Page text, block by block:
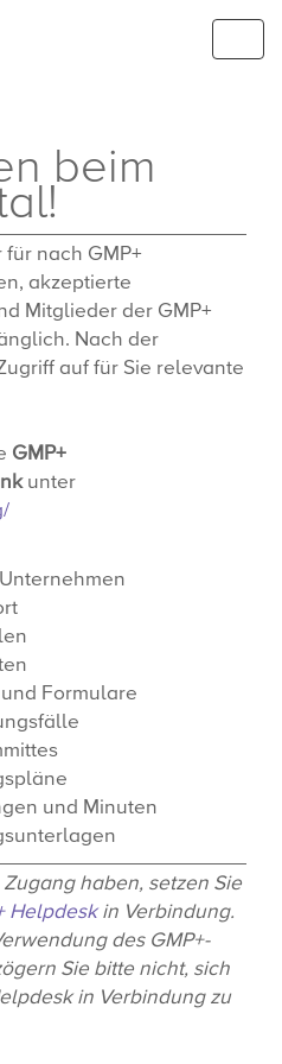
beim
für nach GMP+
akzeptierte
Mitglieder der GMP+
Nach der
auf für Sie relevante
GMP+
unter
Formulare
und Minuten
haben, setzen Sie
Helpdeskin Verbindung.
des GMP+-
Sie bitte nicht, sich
in Verbindung zu